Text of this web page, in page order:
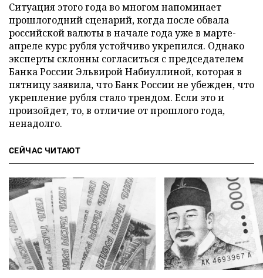
Ситуация этого года во многом напоминает
прошлогодний сценарий, когда после обвала
российской валюты в начале года уже в марте-
апреле курс рубля устойчиво укрепился. Однако
эксперты склонны согласиться с председателем
Банка России Эльвирой Набиуллиной, которая в
пятницу заявила, что Банк России не убежден, что
укрепление рубля стало трендом. Если это и
произойдет, то, в отличие от прошлого года,
ненадолго.
СЕЙЧАС ЧИТАЮТ